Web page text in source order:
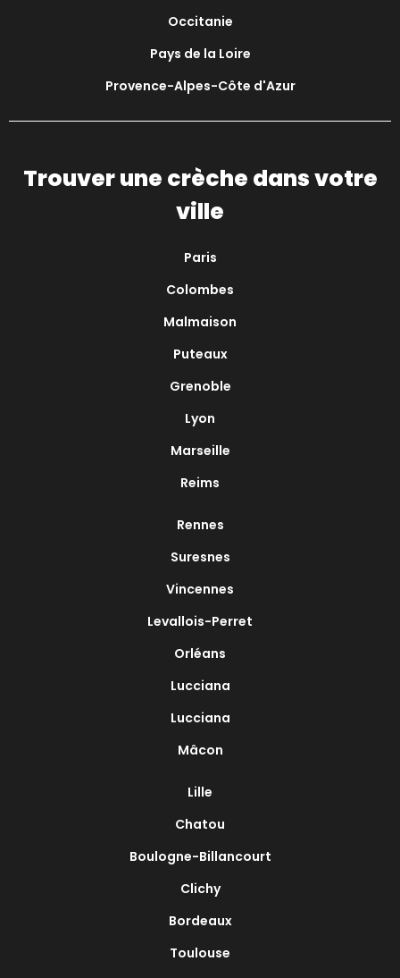
Occitanie
Pays de la Loire
Provence-Alpes-Côte d'Azur
Trouver une crèche dans votre
ville
Paris
Colombes
Malmaison
Puteaux
Grenoble
Lyon
Marseille
Reims
Rennes
Suresnes
Vincennes
Levallois-Perret
Orléans
Lucciana
Lucciana
Mâcon
Lille
Chatou
Boulogne-Billancourt
Clichy
Bordeaux
Toulouse